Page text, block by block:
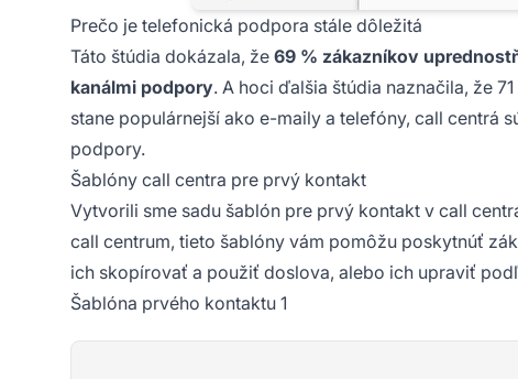
Prečo je telefonická podpora stále dôležitá
Táto štúdia dokázala, že 69 % zákazníkov
kanálmi podpory. A hoci ďalšia štúdia naznačila, že
stane populárnejší ako e-maily a telefóny, call centrá
podpory.
Šablóny call centra pre prvý kontakt
Vytvorili sme sadu šablón pre prvý kontakt v call
call centrum, tieto šablóny vám pomôžu poskytnúť
ich skopírovať a použiť doslova, alebo ich upraviť
Šablóna prvého kontaktu 1